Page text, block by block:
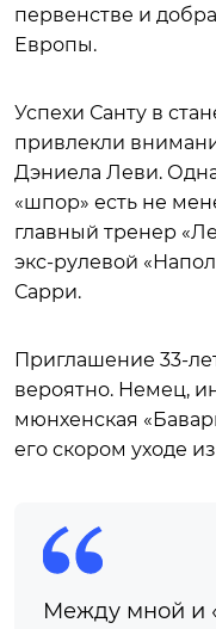
первенстве и
Европы.
Успехи Санту в
привлекли
Дэниела Леви.
«шпор» есть не
главный тренер
экс-рулевой
Сарри.
Приглашение 33-
вероятно. Немец,
мюнхенская
его скором уходе
Между мной и